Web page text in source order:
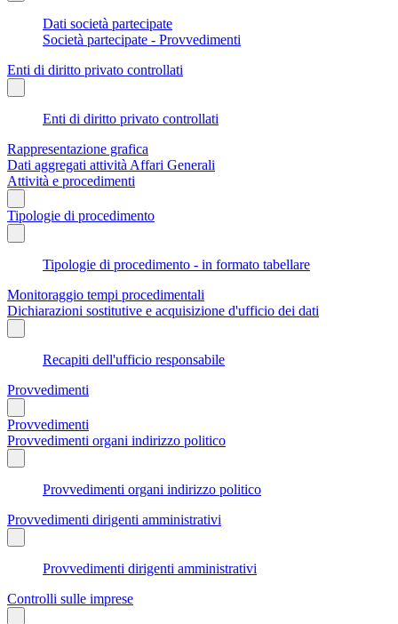
Dati società partecipate
Società partecipate - Provvedimenti
Enti di diritto privato controllati
Enti di diritto privato controllati
Rappresentazione grafica
Dati aggregati attività Affari Generali
Attività e procedimenti
Tipologie di procedimento
Tipologie di procedimento - in formato tabellare
Monitoraggio tempi procedimentali
Dichiarazioni sostitutive e acquisizione d'ufficio dei dati
Recapiti dell'ufficio responsabile
Provvedimenti
Provvedimenti
Provvedimenti organi indirizzo politico
Provvedimenti organi indirizzo politico
Provvedimenti dirigenti amministrativi
Provvedimenti dirigenti amministrativi
Controlli sulle imprese